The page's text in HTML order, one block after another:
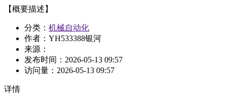
【概要描述】
分类： 机械自动化
作者：YH533388银河
来源：
发布时间： 2026-05-13 09:57
访问量： 2026-05-13 09:57
详情